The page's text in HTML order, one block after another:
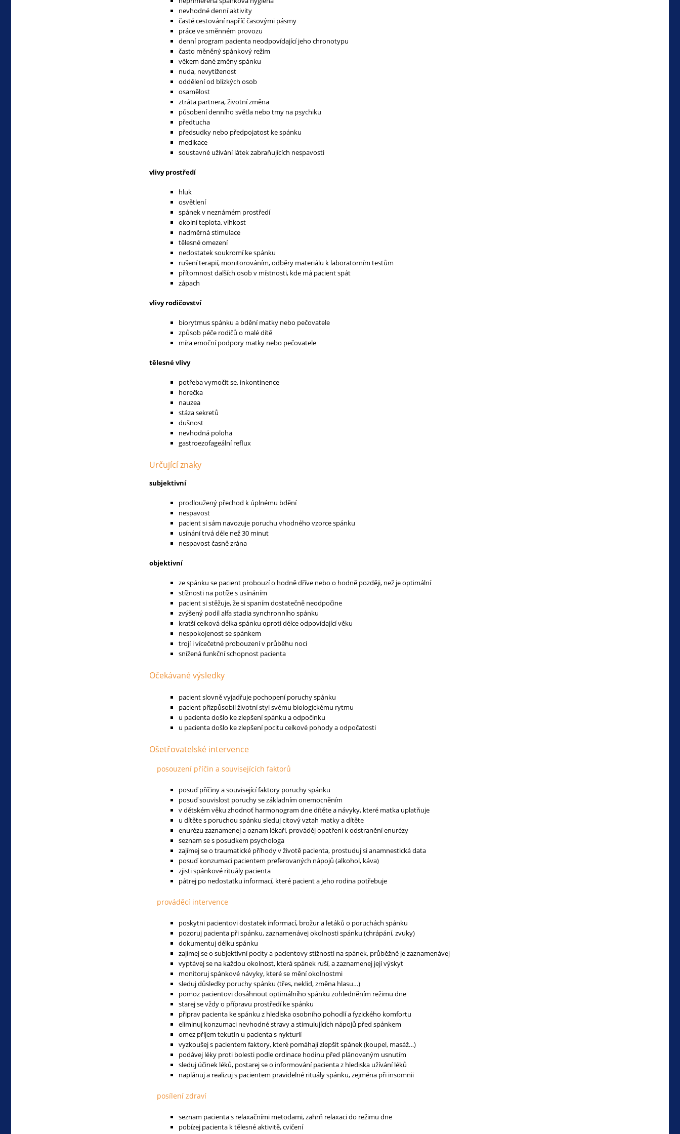
nevhodné denní aktivity
časté cestování napříč časovými pásmy
práce ve směnném provozu
denní program pacienta neodpovídající jeho chronotypu
často měněný spánkový režim
věkem dané změny spánku
nuda, nevytíženost
oddělení od blízkých osob
osamělost
ztráta partnera, životní změna
působení denního světla nebo tmy na psychiku
předtucha
předsudky nebo předpojatost ke spánku
medikace
soustavné užívání látek zabraňujících nespavosti
vlivy prostředí
hluk
osvětlení
spánek v neznámém prostředí
okolní teplota, vlhkost
nadměrná stimulace
tělesné omezení
nedostatek soukromí ke spánku
rušení terapií, monitorováním, odběry materiálu k laboratorním testům
přítomnost dalších osob v místnosti, kde má pacient spát
zápach
vlivy rodičovství
biorytmus spánku a bdění matky nebo pečovatele
způsob péče rodičů o malé dítě
míra emoční podpory matky nebo pečovatele
tělesné vlivy
potřeba vymočit se, inkontinence
horečka
nauzea
stáza sekretů
dušnost
nevhodná poloha
gastroezofageální reflux
Určující znaky
subjektivní
prodloužený přechod k úplnému bdění
nespavost
pacient si sám navozuje poruchu vhodného vzorce spánku
usínání trvá déle než 30 minut
nespavost časně zrána
objektivní
ze spánku se pacient probouzí o hodně dříve nebo o hodně později, než je optimální
stížnosti na potíže s usínáním
pacient si stěžuje, že si spaním dostatečně neodpočine
zvýšený podíl alfa stadia synchronního spánku
kratší celková délka spánku oproti délce odpovídající věku
nespokojenost se spánkem
trojí i vícečetné probouzení v průběhu noci
snížená funkční schopnost pacienta
Očekávané výsledky
pacient slovně vyjadřuje pochopení poruchy spánku
pacient přizpůsobil životní styl svému biologickému rytmu
u pacienta došlo ke zlepšení spánku a odpočinku
u pacienta došlo ke zlepšení pocitu celkové pohody a odpočatosti
Ošetřovatelské intervence
posouzení příčin a souvisejících faktorů
posuď příčiny a související faktory poruchy spánku
posuď souvislost poruchy se základním onemocněním
v dětském věku zhodnoť harmonogram dne dítěte a návyky, které matka uplatňuje
u dítěte s poruchou spánku sleduj citový vztah matky a dítěte
enurézu zaznamenej a oznam lékaři, prováděj opatření k odstranění enurézy
seznam se s posudkem psychologa
zajímej se o traumatické příhody v životě pacienta, prostuduj si anamnestická data
posuď konzumaci pacientem preferovaných nápojů (alkohol, káva)
zjisti spánkové rituály pacienta
pátrej po nedostatku informací, které pacient a jeho rodina potřebuje
prováděcí intervence
poskytni pacientovi dostatek informací, brožur a letáků o poruchách spánku
pozoruj pacienta při spánku, zaznamenávej okolnosti spánku (chrápání, zvuky)
dokumentuj délku spánku
zajímej se o subjektivní pocity a pacientovy stížnosti na spánek, průběžně je zaznamenávej
vyptávej se na každou okolnost, která spánek ruší, a zaznamenej její výskyt
monitoruj spánkové návyky, které se mění okolnostmi
sleduj důsledky poruchy spánku (třes, neklid, změna hlasu…)
pomoz pacientovi dosáhnout optimálního spánku zohledněním režimu dne
starej se vždy o přípravu prostředí ke spánku
připrav pacienta ke spánku z hlediska osobního pohodlí a fyzického komfortu
eliminuj konzumaci nevhodné stravy a stimulujících nápojů před spánkem
omez příjem tekutin u pacienta s nykturií
vyzkoušej s pacientem faktory, které pomáhají zlepšit spánek (koupel, masáž…)
podávej léky proti bolesti podle ordinace hodinu před plánovaným usnutím
sleduj účinek léků, postarej se o informování pacienta z hlediska užívání léků
naplánuj a realizuj s pacientem pravidelné rituály spánku, zejména při insomnii
posílení zdraví
seznam pacienta s relaxačními metodami, zahrň relaxaci do režimu dne
pobízej pacienta k tělesné aktivitě, cvičení